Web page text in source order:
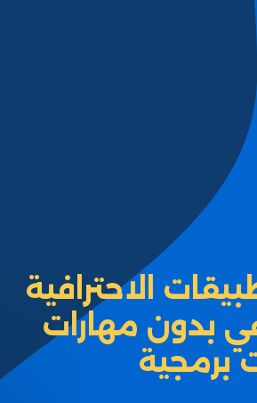
الاحترافية
بدون مهارات
برمجية